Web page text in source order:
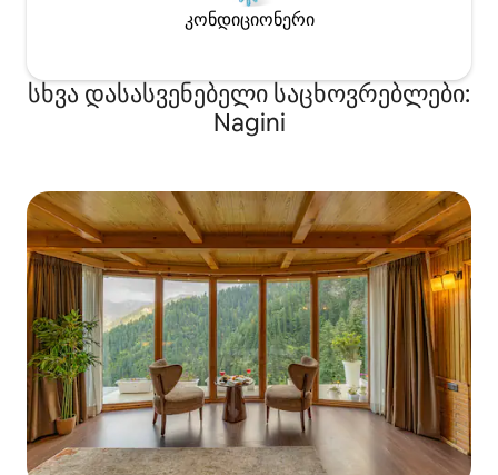
კონდიციონერი
სხვა დასასვენებელი საცხოვრებლები:
Nagini